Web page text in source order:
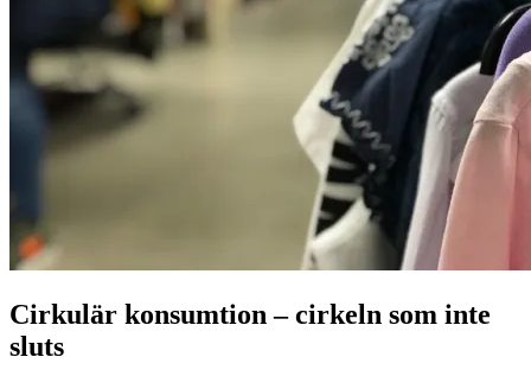
Cirkulär konsumtion – cirkeln som inte
sluts